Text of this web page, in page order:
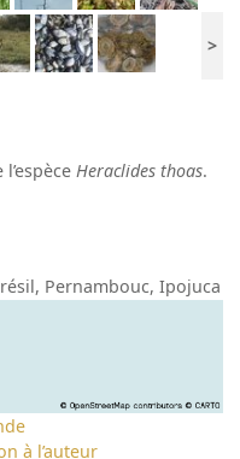
>
Heraclides thoas.
, Pernambouc,Ipojuca
à l’auteur